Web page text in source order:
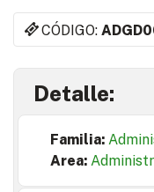
CÓDIGO:
Detalle:
Familia:
Area: